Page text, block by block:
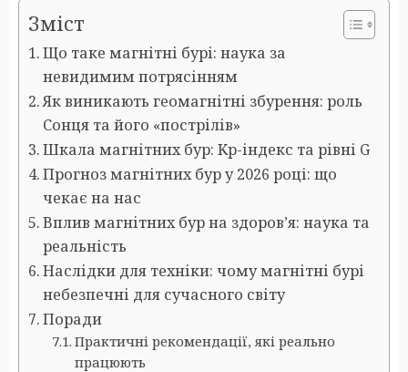
Зміст
Що таке магнітні бурі: наука за
невидимим потрясінням
Як виникають геомагнітні збурення: роль
Сонця та його «пострілів»
Шкала магнітних бур: Kp-індекс та рівні G
Прогноз магнітних бур у 2026 році: що
чекає на нас
Вплив магнітних бур на здоров’я: наука та
реальність
Наслідки для техніки: чому магнітні бурі
небезпечні для сучасного світу
Поради
Практичні рекомендації, які реально
працюють